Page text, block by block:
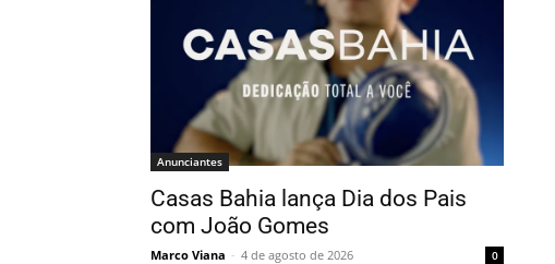
Anunciantes
Casas Bahia lança Dia dos Pais
com João Gomes
Marco Viana - 4 de agosto de 2026 0